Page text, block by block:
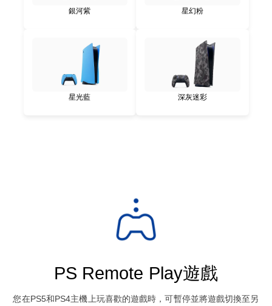
銀河紫 星幻粉
星光藍 深灰迷彩
PS Remote Play遊戲
您在PS5和PS4主機上玩喜歡的遊戲時，可暫停並將遊戲切換至另